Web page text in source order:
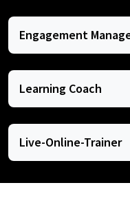
Engagement
Learning Coach
Live-Online-Trainer